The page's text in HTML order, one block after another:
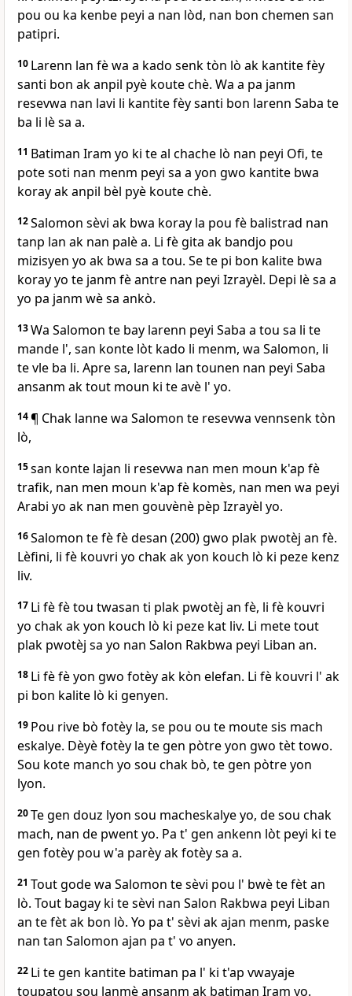
pou ou ka kenbe peyi a nan lòd, nan bon chemen san
patipri.
10 Larenn lan fè wa a kado senk tòn lò ak kantite fèy
santi bon ak anpil pyè koute chè. Wa a pa janm
resevwa nan lavi li kantite fèy santi bon larenn Saba te
ba li lè sa a.
11 Batiman Iram yo ki te al chache lò nan peyi Ofi, te
pote soti nan menm peyi sa a yon gwo kantite bwa
koray ak anpil bèl pyè koute chè.
12Salomon sèvi ak bwa koray la pou fè balistrad nan
tanp lan ak nan palè a. Li fè gita ak bandjo pou
mizisyen yo ak bwa sa a tou. Se te pi bon kalite bwa
koray yo te janm fè antre nan peyi Izrayèl. Depi lè sa a
yo pa janm wè sa ankò.
13Wa Salomon te bay larenn peyi Saba a tou sa li te
mande l', san konte lòt kado li menm, wa Salomon, li
te vle ba li. Apre sa, larenn lan tounen nan peyi Saba
ansanm ak tout moun ki te avè l' yo.
14¶ Chak lanne wa Salomon te resevwa vennsenk tòn
lò,
15san konte lajan li resevwa nan men moun k'ap fè
trafik, nan men moun k'ap fè komès, nan men wa peyi
Arabi yo ak nan men gouvènè pèp Izrayèl yo.
16Salomon te fè fè desan (200) gwo plak pwotèj an fè.
Lèfini, li fè kouvri yo chak ak yon kouch lò ki peze kenz
liv.
17 Li fè fè tou twasan ti plak pwotèj an fè, li fè kouvri
yo chak ak yon kouch lò ki peze kat liv. Li mete tout
plak pwotèj sa yo nan Salon Rakbwa peyi Liban an.
18 Li fè fè yon gwo fotèy ak kòn elefan. Li fè kouvri l' ak
pi bon kalite lò ki genyen.
19 Pou rive bò fotèy la, se pou ou te moute sis mach
eskalye. Dèyè fotèy la te gen pòtre yon gwo tèt towo.
Sou kote manch yo sou chak bò, te gen pòtre yon
lyon.
20Te gen douz lyon sou macheskalye yo, de sou chak
mach, nan de pwent yo. Pa t' gen ankenn lòt peyi ki te
gen fotèy pou w'a parèy ak fotèy sa a.
21 Tout gode wa Salomon te sèvi pou l' bwè te fèt an
lò. Tout bagay ki te sèvi nan Salon Rakbwa peyi Liban
an te fèt ak bon lò. Yo pa t' sèvi ak ajan menm, paske
nan tan Salomon ajan pa t' vo anyen.
22 Li te gen kantite batiman pa l' ki t'ap vwayaje
toupatou sou lanmè ansanm ak batiman Iram yo.